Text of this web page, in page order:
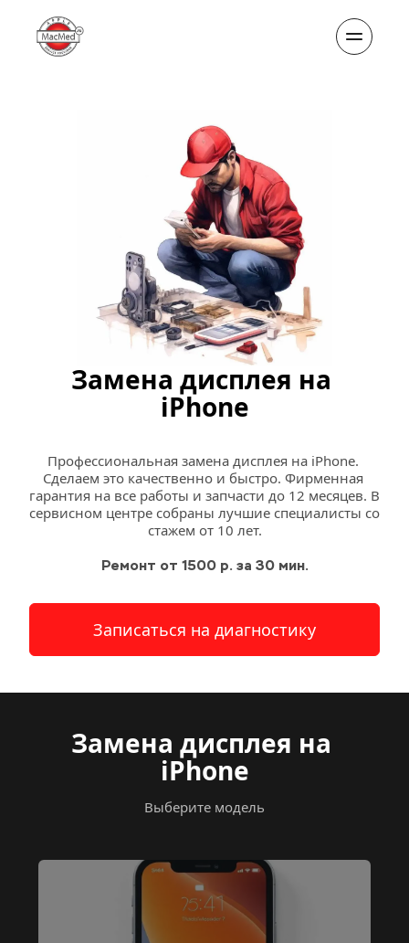
Замена дисплея на
iPhone
Профессиональная замена дисплея на iPhone.
Сделаем это качественно и быстро. Фирменная
гарантия на все работы и запчасти до 12 месяцев. В
сервисном центре собраны лучшие специалисты со
стажем от 10 лет.
Ремонт от 1500 р. за 30 мин.
Записаться на диагностику
Замена дисплея на
iPhone
Выберите модель